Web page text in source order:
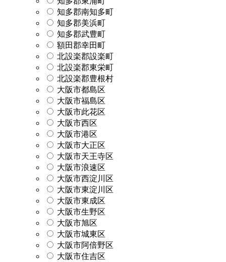
知多郡南知多町
知多郡美浜町
知多郡武豊町
額田郡幸田町
北設楽郡設楽町
北設楽郡東栄町
北設楽郡豊根村
大阪市都島区
大阪市福島区
大阪市此花区
大阪市西区
大阪市港区
大阪市大正区
大阪市天王寺区
大阪市浪速区
大阪市西淀川区
大阪市東淀川区
大阪市東成区
大阪市生野区
大阪市旭区
大阪市城東区
大阪市阿倍野区
大阪市住吉区